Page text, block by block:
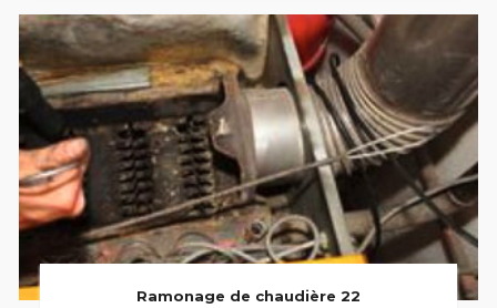
Ramonage de chaudière 22